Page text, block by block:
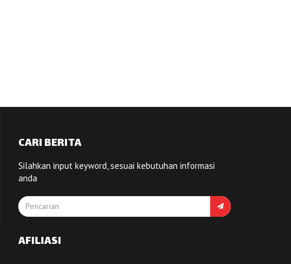
CARI BERITA
Silahkan input keyword, sesuai kebutuhan informasi
anda
AFILIASI